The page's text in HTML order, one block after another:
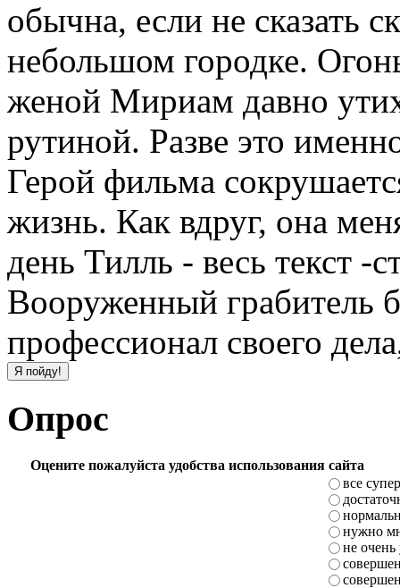
обычна, если не сказать
небольшом городке.
женой Мириам давно
рутиной. Разве это
Герой фильма
жизнь. Как вдруг, она
день Тилль - весь текст -
Вооруженный грабитель
профессионал своего
Опрос
Оцените пожалуйста удобства использования сайта
все супер
нужно
не очень